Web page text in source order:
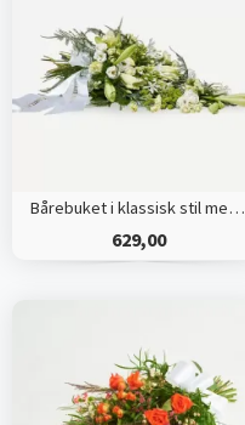
Bårebuket i klassisk stil med bånd - hvid
629,00